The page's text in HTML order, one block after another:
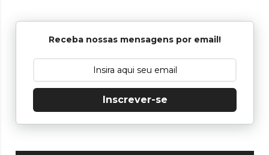
Receba nossas mensagens por email!
Inscrever-se